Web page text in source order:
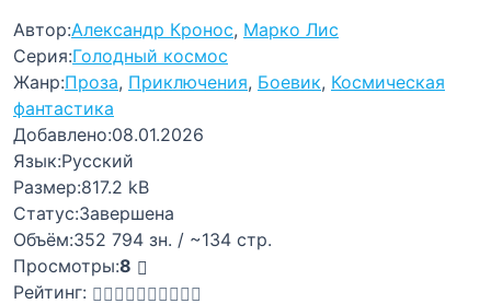
Автор:Александр Кронос, Марко Лис
Серия:Голодный космос
Жанр:Проза, Приключения, Боевик, Космическая
фантастика
Добавлено:08.01.2026
Язык:Русский
Размер:817.2 kB
Статус:Завершена
Объём:352 794 зн. / ~134 стр.
Просмотры:8
Рейтинг: